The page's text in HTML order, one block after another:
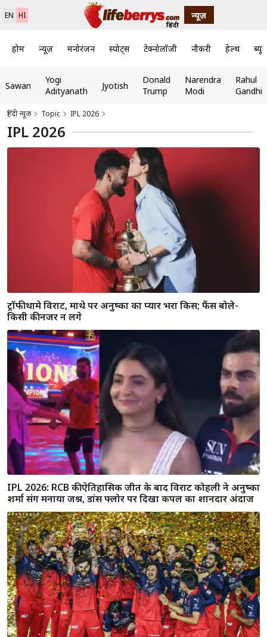
EN HI न्यूज़
होम न्यूज़ मनोरंजन स्पोर्ट्स टेक्नोलॉजी नौकरी हेल्थ
Sawan
Yogi
Adityanath
Jyotish
Donald
Trump
Narendra
Modi
Rahul
Gandhi
हिंदी न्यूज़ Topic IPL 2026
IPL 2026
ट्रॉफी थामे विराट, माथे पर अनुष्का का प्यार भरा किस; फैंस बोले-
किसी की नजर न लगे
IPL 2026: RCB की ऐतिहासिक जीत के बाद विराट कोहली ने अनुष्का
शर्मा संग मनाया जश्न, डांस फ्लोर पर दिखा कपल का शानदार अंदाज